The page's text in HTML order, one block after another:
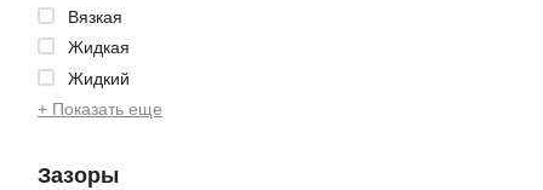
Вязкая
Жидкая
Жидкий
+ Показать еще
Зазоры